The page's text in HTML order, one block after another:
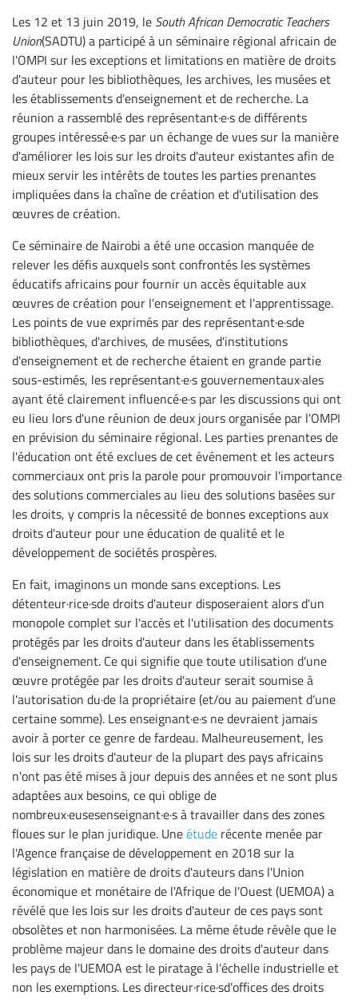
Les 12 et 13 juin 2019, le South African Democratic Teachers
Union(SADTU) a participé à un séminaire régional africain de
l'OMPI sur les exceptions et limitations en matière de droits
d'auteur pour les bibliothèques, les archives, les musées et
les établissements d'enseignement et de recherche. La
réunion a rassemblé des représentant·e·s de différents
groupes intéressé·e·s par un échange de vues sur la manière
d'améliorer les lois sur les droits d'auteur existantes afin de
mieux servir les intérêts de toutes les parties prenantes
impliquées dans la chaîne de création et d'utilisation des
œuvres de création.
Ce séminaire de Nairobi a été une occasion manquée de
relever les défis auxquels sont confrontés les systèmes
éducatifs africains pour fournir un accès équitable aux
œuvres de création pour l'enseignement et l'apprentissage.
Les points de vue exprimés par des représentant·e·sde
bibliothèques, d'archives, de musées, d'institutions
d'enseignement et de recherche étaient en grande partie
sous-estimés, les représentant·e·s gouvernementaux·ales
ayant été clairement influencé·e·s par les discussions qui ont
eu lieu lors d'une réunion de deux jours organisée par l'OMPI
en prévision du séminaire régional. Les parties prenantes de
l'éducation ont été exclues de cet événement et les acteurs
commerciaux ont pris la parole pour promouvoir l'importance
des solutions commerciales au lieu des solutions basées sur
les droits, y compris la nécessité de bonnes exceptions aux
droits d'auteur pour une éducation de qualité et le
développement de sociétés prospères.
En fait, imaginons un monde sans exceptions. Les
détenteur·rice·sde droits d'auteur disposeraient alors d'un
monopole complet sur l'accès et l'utilisation des documents
protégés par les droits d'auteur dans les établissements
d'enseignement. Ce qui signifie que toute utilisation d'une
œuvre protégée par les droits d'auteur serait soumise à
l'autorisation du·de la propriétaire (et/ou au paiement d’une
certaine somme). Les enseignant·e·s ne devraient jamais
avoir à porter ce genre de fardeau. Malheureusement, les
lois sur les droits d'auteur de la plupart des pays africains
n'ont pas été mises à jour depuis des années et ne sont plus
adaptées aux besoins, ce qui oblige de
nombreux·eusesenseignant·e·s à travailler dans des zones
floues sur le plan juridique. Uneétude récente menée par
l'Agence française de développement en 2018 sur la
législation en matière de droits d'auteurs dans l'Union
économique et monétaire de l'Afrique de l'Ouest (UEMOA) a
révélé que les lois sur les droits d'auteur de ces pays sont
obsolètes et non harmonisées. La même étude révèle que le
problème majeur dans le domaine des droits d'auteur dans
les pays de l'UEMOA est le piratage à l'échelle industrielle et
non les exemptions. Les directeur·rice·sd’offices des droits